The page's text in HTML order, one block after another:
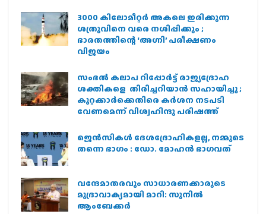
3000 കിലോമീറ്റർ അകലെ ഇരിക്കുന്ന
ശത്രുവിനെ വരെ നശിപ്പിക്കും ;
ഭാരതത്തിന്റെ ‘അഗ്നി’ പരീക്ഷണം
വിജയം
സംഭൽ കലാപ റിപ്പോർട്ട് രാജ്യദ്രോഹ
ശക്തികളെ തിരിച്ചറിയാൻ സഹായിച്ചു ;
കുറ്റക്കാർക്കെതിരെ കർശന നടപടി
വേണമെന്ന് വിശ്വഹിന്ദു പരിഷത്ത്
ജെന്‍സികള്‍ ദേശദ്രോഹികളല്ല, നമ്മുടെ
തന്നെ ഭാഗം : ഡോ. മോഹന്‍ ഭാഗവത്
വന്ദേമാതരവും സാധാരണക്കാരുടെ
മുദ്രാവാക്യമായി മാറി: സുനിൽ
ആംബേക്കർ